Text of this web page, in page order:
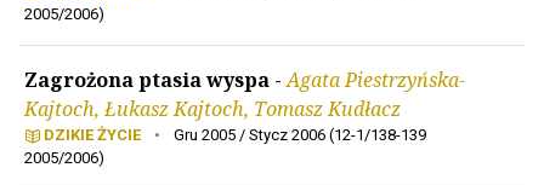
2005/2006)
Zagrożona ptasia wyspa -Agata Piestrzyńska-
Kajtoch, Łukasz Kajtoch, Tomasz Kudłacz
DZIKIE ŻYCIE •
Gru 2005 / Stycz 2006 (12-1/138-139
2005/2006)